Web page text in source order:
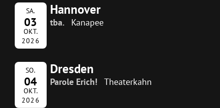
SA.
03
OKT.
2026
Hannover
tba. Kanapee
SO.
04
OKT.
2026
Dresden
Parole Erich! Theaterkahn